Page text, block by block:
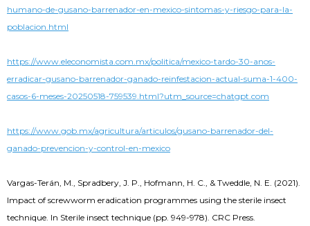
humano-de-gusano-barrenador-en-mexico-sintomas-y-riesgo-para-la-
poblacion.html
https://www.eleconomista.com.mx/politica/mexico-tardo-30-anos-
erradicar-gusano-barrenador-ganado-reinfestacion-actual-suma-1-400-
casos-6-meses-20250518-759539.html?utm_source=chatgpt.com
https://www.gob.mx/agricultura/articulos/gusano-barrenador-del-
ganado-prevencion-y-control-en-mexico
Vargas-Terán, M., Spradbery, J. P., Hofmann, H. C., & Tweddle, N. E. (2021).
Impact of screwworm eradication programmes using the sterile insect
technique. In Sterile insect technique (pp. 949-978). CRC Press.